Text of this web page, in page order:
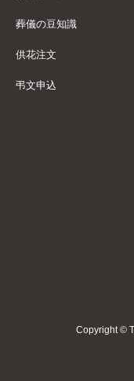
葬儀の豆知識
供花注文
弔文申込
Copyright ©